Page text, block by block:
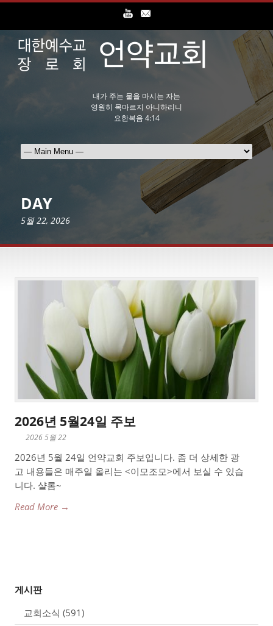
내가 주는 물을 마시는 자는
영원히 목마르지 아니하리니
요한복음 4:14
DAY
5월 22, 2026
2026년 5월24일 주보
2026 5월 22
2026년 5월 24일 언약교회 주보입니다. 좀 더 상세한 광
고 내용들은 매주일 올리는 <이모조모>에서 보실 수 있습
니다. 샬롬~
Read More →
게시판
교회소식 (591)